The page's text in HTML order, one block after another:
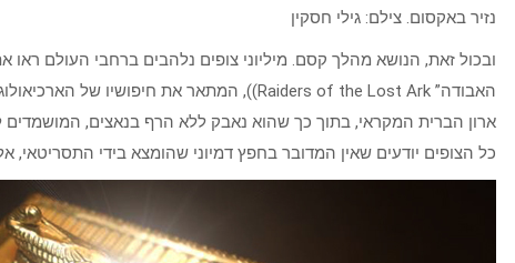
נזיר באקסום. צילם: גילי חסקין
ובכול זאת, הנושא מהלך קסם. מיליוני צופים נלהבים ברחבי העולם ראו
האבודה” Raiders of the Lost Ark)), המתאר את חיפושיו של הארכיאולוג הנועז
ארון הברית המקראי, בתוך כך שהוא נאבק ללא הרף בנאצים, המושמדים
כל הצופים יודעים שאין המדובר בחפץ דמיוני שהומצא בידי